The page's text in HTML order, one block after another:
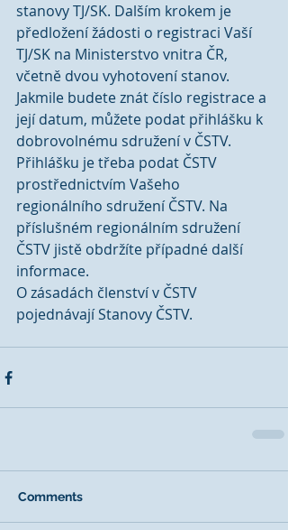
stanovy TJ/SK. Dalším krokem je
předložení žádosti o registraci Vaší
TJ/SK na Ministerstvo vnitra ČR,
včetně dvou vyhotovení stanov.
Jakmile budete znát číslo registrace a
její datum, můžete podat přihlášku k
dobrovolnému sdružení v ČSTV.
Přihlášku je třeba podat ČSTV
prostřednictvím Vašeho
regionálního sdružení ČSTV. Na
příslušném regionálním sdružení
ČSTV jistě obdržíte případné další
informace.
O zásadách členství v ČSTV
pojednávají Stanovy ČSTV.
Comments